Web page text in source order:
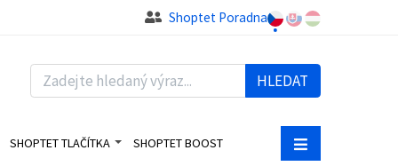
Shoptet Poradna
HLEDAT
SHOPTET TLAČÍTKA SHOPTET BOOST